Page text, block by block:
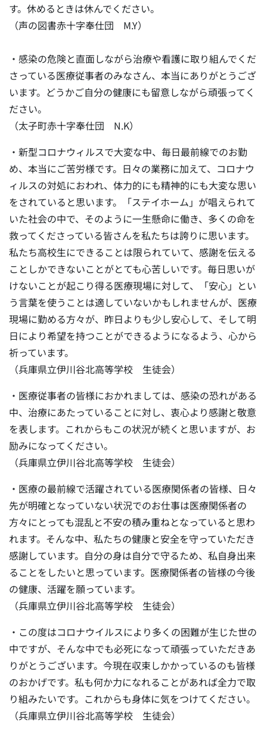
す。休めるときは休んでください。
（声の図書赤十字奉仕団 M.Y）
・感染の危険と直面しながら治療や看護に取り組んでくだ
さっている医療従事者のみなさん、本当にありがとうござ
います。どうかご自分の健康にも留意しながら頑張ってく
ださい。
（太子町赤十字奉仕団 N.K）
・新型コロナウィルスで大変な中、毎日最前線でのお勤
め、本当にご苦労様です。日々の業務に加えて、コロナウ
ィルスの対処におわれ、体力的にも精神的にも大変な思い
をされていると思います。「ステイホーム」が唱えられて
いた社会の中で、そのように一生懸命に働き、多くの命を
救ってくださっている皆さんを私たちは誇りに思います。
私たち高校生にできることは限られていて、感謝を伝える
ことしかできないことがとても心苦しいです。毎日思いが
けないことが起こり得る医療現場に対して、「安心」とい
う言葉を使うことは適していないかもしれませんが、医療
現場に勤める方々が、昨日よりも少し安心して、そして明
日により希望を持つことができるようになるよう、心から
祈っています。
（兵庫県立伊川谷北高等学校 生徒会）
・医療従事者の皆様におかれましては、感染の恐れがある
中、治療にあたっていることに対し、衷心より感謝と敬意
を表します。これからもこの状況が続くと思いますが、お
励みになってください。
（兵庫県立伊川谷北高等学校 生徒会）
・医療の最前線で活躍されている医療関係者の皆様、日々
先が明確となっていない状況でのお仕事は医療関係者の
方々にとっても混乱と不安の積み重ねとなっていると思わ
れます。そんな中、私たちの健康と安全を守っていただき
感謝しています。自分の身は自分で守るため、私自身出来
ることをしたいと思っています。医療関係者の皆様の今後
の健康、活躍を願っています。
（兵庫県立伊川谷北高等学校 生徒会）
・この度はコロナウイルスにより多くの困難が生じた世の
中ですが、そんな中でも必死になって頑張っていただきあ
りがとうございます。今現在収束しかかっているのも皆様
のおかげです。私も何か力になれることがあれば全力で取
り組みたいです。これからも身体に気をつけてください。
（兵庫県立伊川谷北高等学校 生徒会）